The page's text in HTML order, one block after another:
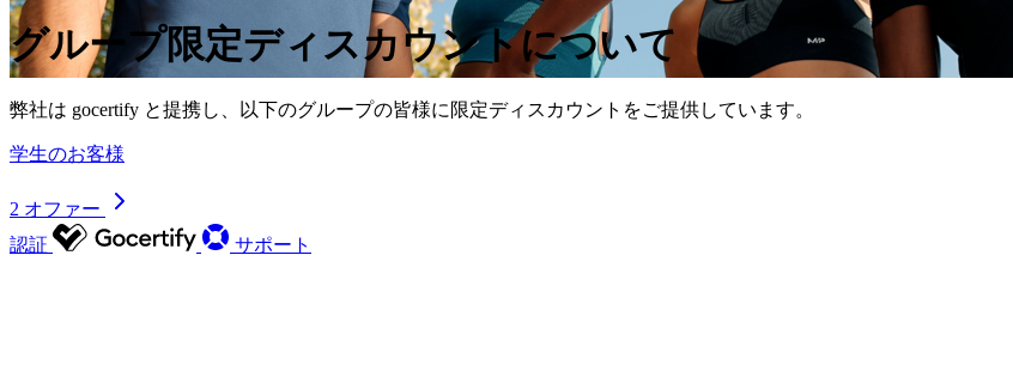
グループ限定ディスカウントについて
弊社は gocertify と提携し、以下のグループの皆様に限定ディスカウントをご提供しています。
学生のお客様
2 オファー
認証
サポート